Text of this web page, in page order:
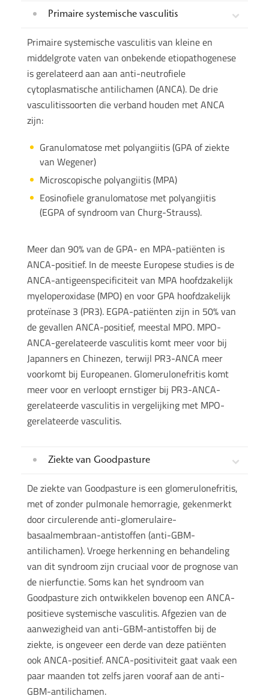
Primaire systemische vasculitis
Primaire systemische vasculitis van kleine en
middelgrote vaten van onbekende etiopathogenese
is gerelateerd aan aan anti-neutrofiele
cytoplasmatische antilichamen (ANCA). De drie
vasculitissoorten die verband houden met ANCA
zijn:
Granulomatose met polyangiitis (GPA of ziekte
van Wegener)
Microscopische polyangiitis (MPA)
Eosinofiele granulomatose met polyangiitis
(EGPA of syndroom van Churg-Strauss).
Meer dan 90% van de GPA- en MPA-patiënten is
ANCA-positief. In de meeste Europese studies is de
ANCA-antigeenspecificiteit van MPA hoofdzakelijk
myeloperoxidase (MPO) en voor GPA hoofdzakelijk
proteïnase 3 (PR3). EGPA-patiënten zijn in 50% van
de gevallen ANCA-positief, meestal MPO. MPO-
ANCA-gerelateerde vasculitis komt meer voor bij
Japanners en Chinezen, terwijl PR3-ANCA meer
voorkomt bij Europeanen. Glomerulonefritis komt
meer voor en verloopt ernstiger bij PR3-ANCA-
gerelateerde vasculitis in vergelijking met MPO-
gerelateerde vasculitis.
Ziekte van Goodpasture
De ziekte van Goodpasture is een glomerulonefritis,
met of zonder pulmonale hemorragie, gekenmerkt
door circulerende anti-glomerulaire-
basaalmembraan-antistoffen (anti-GBM-
antilichamen). Vroege herkenning en behandeling
van dit syndroom zijn cruciaal voor de prognose van
de nierfunctie. Soms kan het syndroom van
Goodpasture zich ontwikkelen bovenop een ANCA-
positieve systemische vasculitis. Afgezien van de
aanwezigheid van anti-GBM-antistoffen bij de
ziekte, is ongeveer een derde van deze patiënten
ook ANCA-positief. ANCA-positiviteit gaat vaak een
paar maanden tot zelfs jaren vooraf aan de anti-
GBM-antilichamen.